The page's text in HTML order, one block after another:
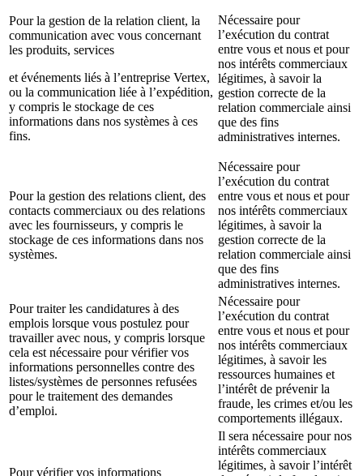
Pour la gestion de la relation client, la
communication avec vous concernant
les produits, services
et événements liés à l’entreprise Vertex,
ou la communication liée à l’expédition,
y compris le stockage de ces
informations dans nos systèmes à ces
fins.
Nécessaire pour
l’exécution du contrat
entre vous et nous et pour
nos intérêts commerciaux
légitimes, à savoir la
gestion correcte de la
relation commerciale ainsi
que des fins
administratives internes.
Pour la gestion des relations client, des
contacts commerciaux ou des relations
avec les fournisseurs, y compris le
stockage de ces informations dans nos
systèmes.
Nécessaire pour
l’exécution du contrat
entre vous et nous et pour
nos intérêts commerciaux
légitimes, à savoir la
gestion correcte de la
relation commerciale ainsi
que des fins
administratives internes.
Pour traiter les candidatures à des
emplois lorsque vous postulez pour
travailler avec nous, y compris lorsque
cela est nécessaire pour vérifier vos
informations personnelles contre des
listes/systèmes de personnes refusées
pour le traitement des demandes
d’emploi.
Nécessaire pour
l’exécution du contrat
entre vous et nous et pour
nos intérêts commerciaux
légitimes, à savoir les
ressources humaines et
l’intérêt de prévenir la
fraude, les crimes et/ou les
comportements illégaux.
Pour vérifier vos informations
Il sera nécessaire pour nos
intérêts commerciaux
légitimes, à savoir l’intérêt